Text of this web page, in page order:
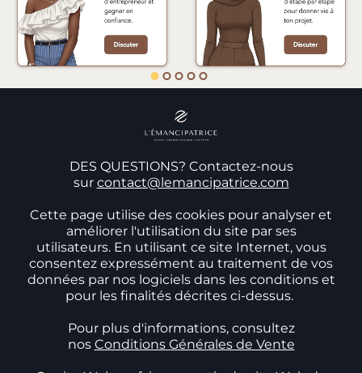
DES QUESTIONS? Contactez-nous
sur contact@lemancipatrice.com
Cette page utilise des cookies pour analyser et
améliorer l'utilisation du site par ses
utilisateurs. En utilisant ce site Internet, vous
consentez expressément au traitement de vos
données par nos logiciels dans les conditions et
pour les finalités décrites ci-dessus.
Pour plus d'informations, consultez
nos Conditions Générales de Vente